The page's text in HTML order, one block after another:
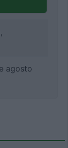
agosto